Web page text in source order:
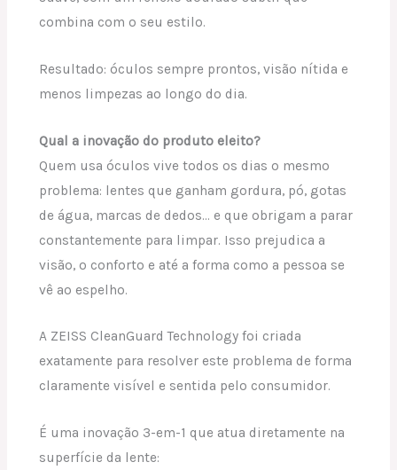
combina com o seu estilo.
Resultado: óculos sempre prontos, visão nítida e
menos limpezas ao longo do dia.
Qual a inovação do produto eleito?
Quem usa óculos vive todos os dias o mesmo
problema: lentes que ganham gordura, pó, gotas
de água, marcas de dedos… e que obrigam a parar
constantemente para limpar. Isso prejudica a
visão, o conforto e até a forma como a pessoa se
vê ao espelho.
A ZEISS CleanGuard Technology foi criada
exatamente para resolver este problema de forma
claramente visível e sentida pelo consumidor.
É uma inovação 3-em-1 que atua diretamente na
superfície da lente: